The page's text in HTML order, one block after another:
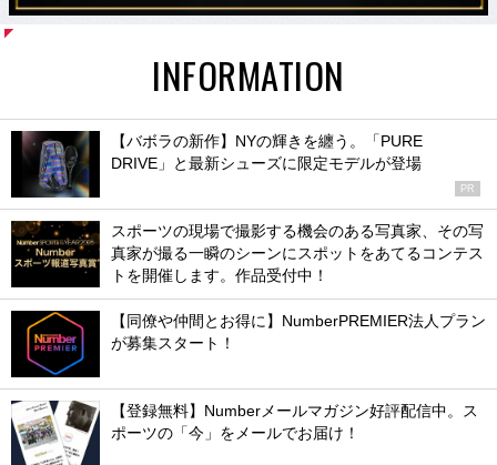
INFORMATION
【バボラの新作】NYの輝きを纏う。「PURE
DRIVE」と最新シューズに限定モデルが登場
PR
スポーツの現場で撮影する機会のある写真家、その写
真家が撮る一瞬のシーンにスポットをあてるコンテス
トを開催します。作品受付中！
【同僚や仲間とお得に】NumberPREMIER法人プラン
が募集スタート！
【登録無料】Numberメールマガジン好評配信中。ス
ポーツの「今」をメールでお届け！